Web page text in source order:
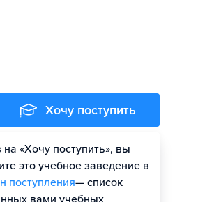
Хочу поступить
«Хочу поступить», вы
это учебное заведение в
поступления— список
вами учебных